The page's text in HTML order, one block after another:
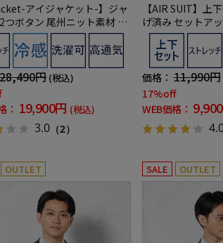
アイジャケット-】ジャ
つボタン 尾州ニット素材 ウ
ブル バーズアイ リッケンバ
28,490円 (税込)
： 19,900円 (税込)
3.0 （2）
【AIR SUIT】上
げ済み セットア
ーケア） ストレ
Vカット 2つボタンジャケット ノータ
ックスラックス
価格： 11,990円
17%off
WEB価格：
OUTLET SALE OUTLET